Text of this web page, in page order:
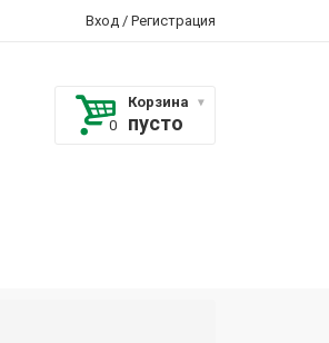
Вход / Регистрация
Корзина
пусто